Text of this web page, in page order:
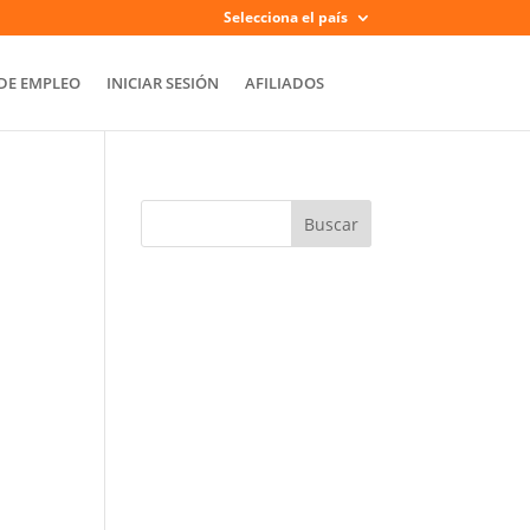
Selecciona el país
EMPLEO INICIAR SESIÓN AFILIADOS